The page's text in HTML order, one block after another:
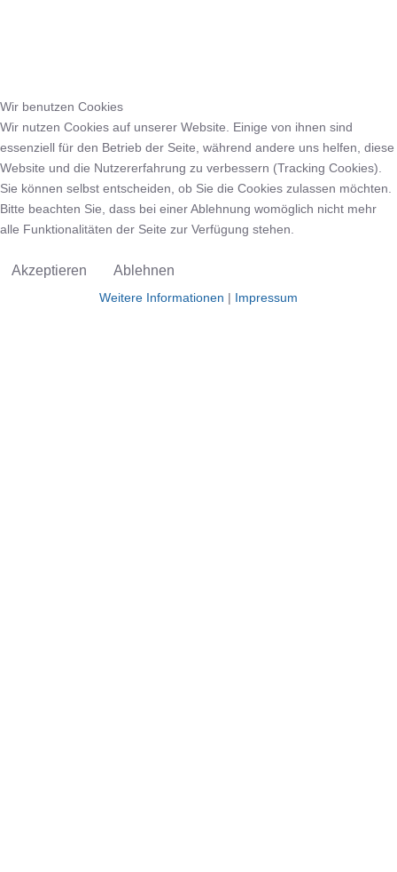
Wir benutzen Cookies
Wir nutzen Cookies auf unserer Website. Einige von ihnen sind
essenziell für den Betrieb der Seite, während andere uns helfen, diese
Website und die Nutzererfahrung zu verbessern (Tracking Cookies).
Sie können selbst entscheiden, ob Sie die Cookies zulassen möchten.
Bitte beachten Sie, dass bei einer Ablehnung womöglich nicht mehr
alle Funktionalitäten der Seite zur Verfügung stehen.
Akzeptieren Ablehnen
Weitere Informationen | Impressum